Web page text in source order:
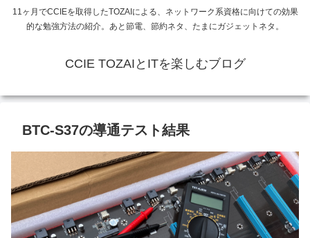
11ヶ月でCCIEを取得したTOZAIによる、ネットワーク系資格に向けての効果
的な勉強方法の紹介。あと節電、節約ネタ、たまにガジェットネタ。
CCIE TOZAIとITを楽しむブログ
BTC-S37の導通テスト結果